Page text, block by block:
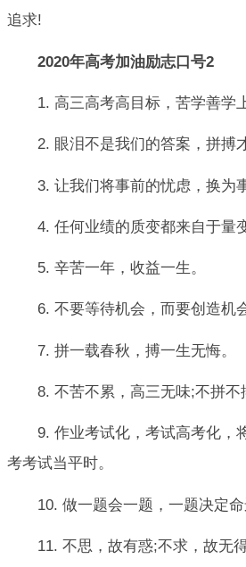
追求!
2020年高考加油励志口号2
1. 高三高考高目标，苦学善学
2. 眼泪不是我们的答案，拼搏
3. 让我们将事前的忧虑，换为
4. 任何业绩的质变都来自于量
5. 辛苦一年，收益一生。
6. 不要等待机会，而要创造机
7. 拼一载春秋，搏一生无悔。
8. 不苦不累，高三无味;不拼不
9. 作业考试化，考试高考化，
考考试当平时。
10. 做一题会一题，一题决定命
11. 不思，故有惑;不求，故无